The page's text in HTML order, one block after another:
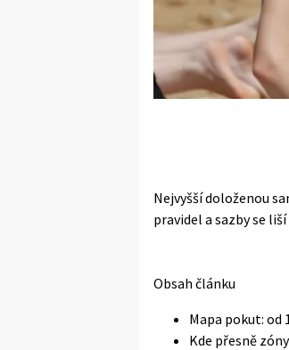
Nejvyšší doloženou
pravidel a sazby se
Obsah článku
Mapa pokut: od
Kde přesně